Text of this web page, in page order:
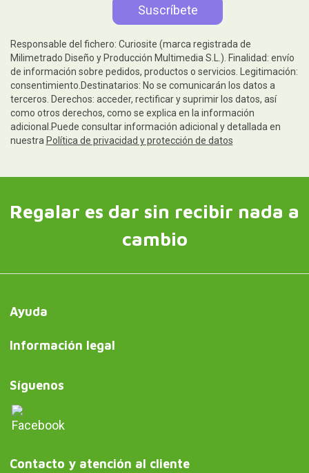
Responsable del fichero: Curiosite (marca registrada de
Milimetrado Diseño y Producción Multimedia S.L.). Finalidad: envío
de información sobre pedidos, productos o servicios. Legitimación:
consentimiento.Destinatarios: No se comunicarán los datos a
terceros. Derechos: acceder, rectificar y suprimir los datos, así
como otros derechos, como se explica en la información
adicional.Puede consultar información adicional y detallada en
nuestra Política de privacidad y protección de datos
Regalar es dar sin recibir nada a
cambio
Ayuda
Información legal
Síguenos
Contacto y atención al cliente